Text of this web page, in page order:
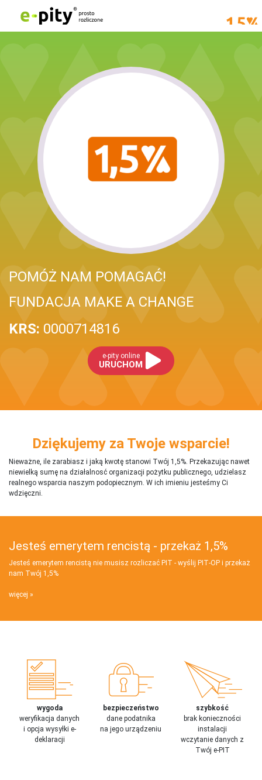
POMÓŻ NAM POMAGAĆ!
FUNDACJA MAKE A CHANGE
KRS: 0000714816
e-pity online
URUCHOM
Dziękujemy za Twoje wsparcie!
Nieważne, ile zarabiasz i jaką kwotę stanowi Twój 1,5%. Przekazując nawet
niewielką sumę na działalnosć organizacji pożytku publicznego, udzielasz
realnego wsparcia naszym podopiecznym. W ich imieniu jesteśmy Ci
wdzięczni.
Jesteś emerytem rencistą - przekaż 1,5%
Jesteś emerytem rencistą nie musisz rozliczać PIT - wyślij PIT‑OP i przekaż
nam Twój 1,5%
więcej
wygoda
weryfikacja danych
i opcja wysyłki e-
deklaracji
bezpieczeństwo
dane podatnika
na jego urządzeniu
szybkość
brak konieczności
instalacji
wczytanie danych z
Twój e-PIT